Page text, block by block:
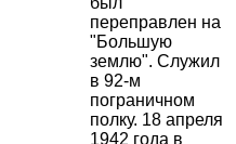
переправлен на
"Большую
землю". Служил
в 92-м
пограничном
полку. 18 апреля
1942 года в